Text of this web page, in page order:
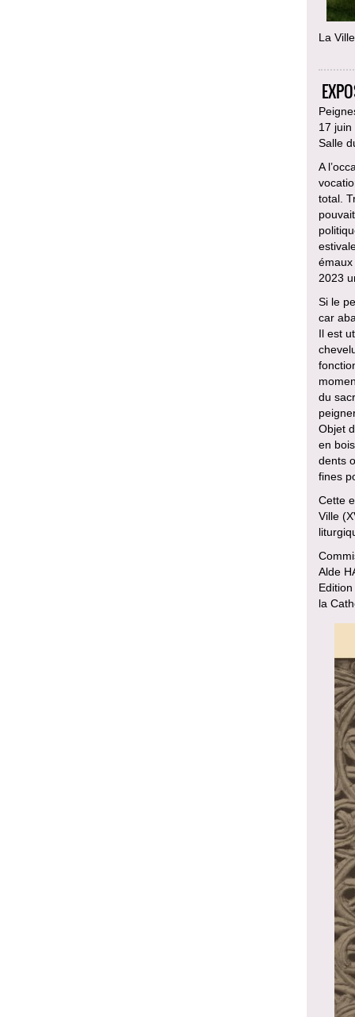
La
17
Salle
A
total.
émaux
2023
Si le
car
Il est
du
Objet
en
dents
fines
Cette
Ville
Alde
la